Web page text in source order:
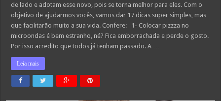
seu
dia-
dia
de lado e adotam esse novo, pois se torna melhor para eles. Com o
objetivo de ajudarmos vocês, vamos dar 17 dicas super simples, mas
que facilitarão muito a sua vida. Confere: 1- Colocar pizzza no
microondas é bem estranho, né? Fica emborrachada e perde o gosto.
Por isso acredito que todos já tenham passado. A …
Leia mais